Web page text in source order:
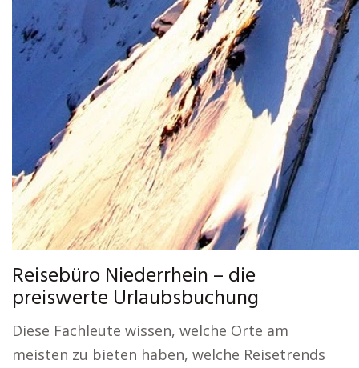
Reisebüro Niederrhein – die
preiswerte Urlaubsbuchung
Diese Fachleute wissen, welche Orte am
meisten zu bieten haben, welche Reisetrends